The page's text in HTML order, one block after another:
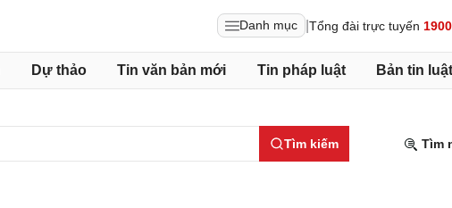
Danh mục Tổng đài trực tuyến
Dự thảo Tin văn bản mới Tin pháp luật Bản tin luật
Tìm kiếm Tìm